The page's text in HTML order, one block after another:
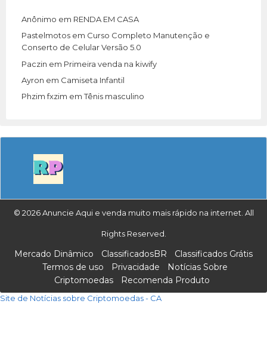
Anônimo em RENDA EM CASA
Pastelmotos em Curso Completo Manutenção e
Conserto de Celular Versão 5.0
Paczin em Primeira venda na kiwify
Ayron em Camiseta Infantil
Phzim fxzim emTênis masculino
© 2026 Anuncie Aqui e venda muito mais rápido na internet. All
Rights Reserved.
Mercado Dinâmico ClassificadosBR
Classificados Grátis
Termos de uso
Privacidade
Notícias Sobre
Criptomoedas
Recomenda Produto
Site de Notícias sobre Criptomoedas - CA